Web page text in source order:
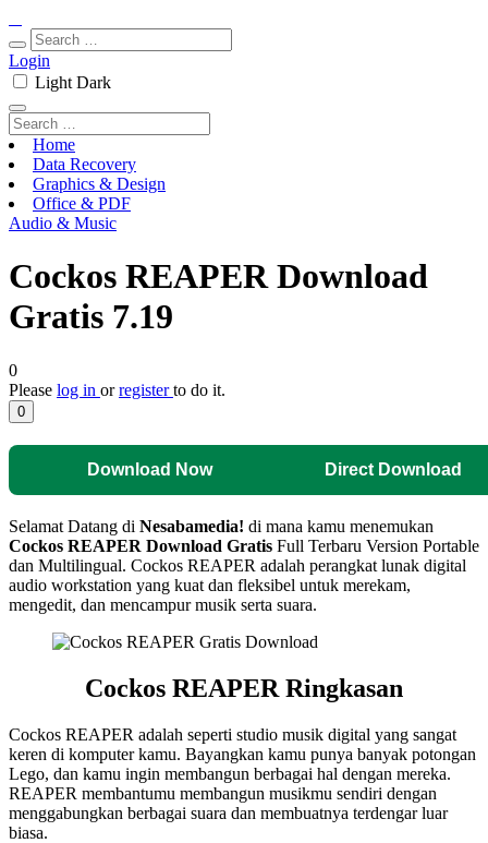
Login
Light Dark
Home
Data Recovery
Graphics & Design
Office & PDF
Audio & Music
Cockos REAPER Download
Gratis 7.19
0
Please log in orregisterto do it.
0
Download Now Direct Download
Selamat Datang di Nesabamedia! di mana kamu menemukan
Cockos REAPER Download Gratis Full Terbaru Version Portable
dan Multilingual. Cockos REAPER adalah perangkat lunak digital
audio workstation yang kuat dan fleksibel untuk merekam,
mengedit, dan mencampur musik serta suara.
Cockos REAPER Ringkasan
Cockos REAPER adalah seperti studio musik digital yang sangat
keren di komputer kamu. Bayangkan kamu punya banyak potongan
Lego, dan kamu ingin membangun berbagai hal dengan mereka.
REAPER membantumu membangun musikmu sendiri dengan
menggabungkan berbagai suara dan membuatnya terdengar luar
biasa.